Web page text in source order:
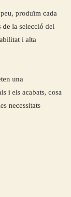
produïm cada
de la selecció del
i alta
una
i els acabats, cosa
necessitats